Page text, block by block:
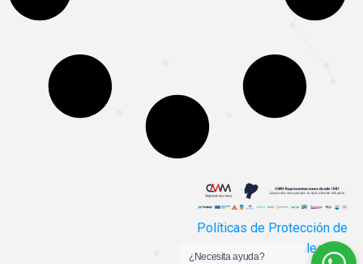
Políticas de Protección de
Datos Personales
¿Necesita ayuda?